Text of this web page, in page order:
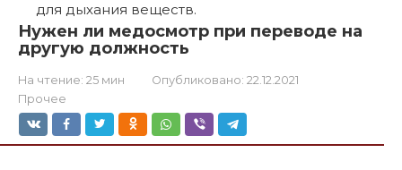
для дыхания веществ.
Нужен ли медосмотр при переводе на
другую должность
На чтение: 25 мин Опубликовано: 22.12.2021
Прочее